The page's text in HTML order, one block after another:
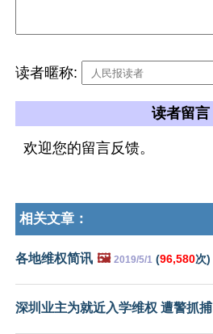
读者暱称:
读者留言
欢迎您的留言反馈。
相关文章：
各地维权简讯 🖼️ 2019/5/1 (96,580次)
深圳业主为就近入学维权 遭警抓捕